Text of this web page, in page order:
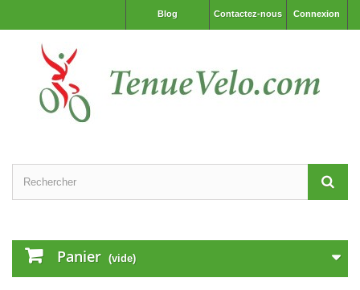
Connexion
Contactez-nous
Blog
Panier (vide)